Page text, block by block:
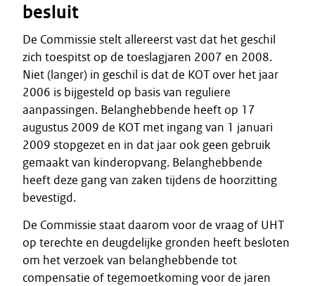
besluit
De Commissie stelt allereerst vast dat het geschil
zich toespitst op de toeslagjaren 2007 en 2008.
Niet (langer) in geschil is dat de KOT over het jaar
2006 is bijgesteld op basis van reguliere
aanpassingen. Belanghebbende heeft op 17
augustus 2009 de KOT met ingang van 1 januari
2009 stopgezet en in dat jaar ook geen gebruik
gemaakt van kinderopvang. Belanghebbende
heeft deze gang van zaken tijdens de hoorzitting
bevestigd.
De Commissie staat daarom voor de vraag of UHT
op terechte en deugdelijke gronden heeft besloten
om het verzoek van belanghebbende tot
compensatie of tegemoetkoming voor de jaren